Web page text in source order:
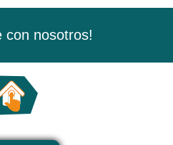
con nosotros!